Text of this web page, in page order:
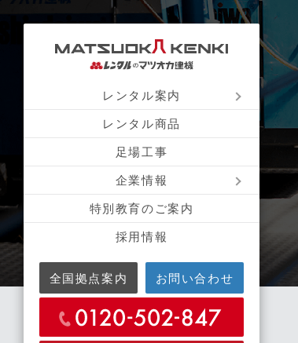
レンタル案内
レンタル商品
足場工事
企業情報
特別教育のご案内
採用情報
全国拠点案内 お問い合わせ